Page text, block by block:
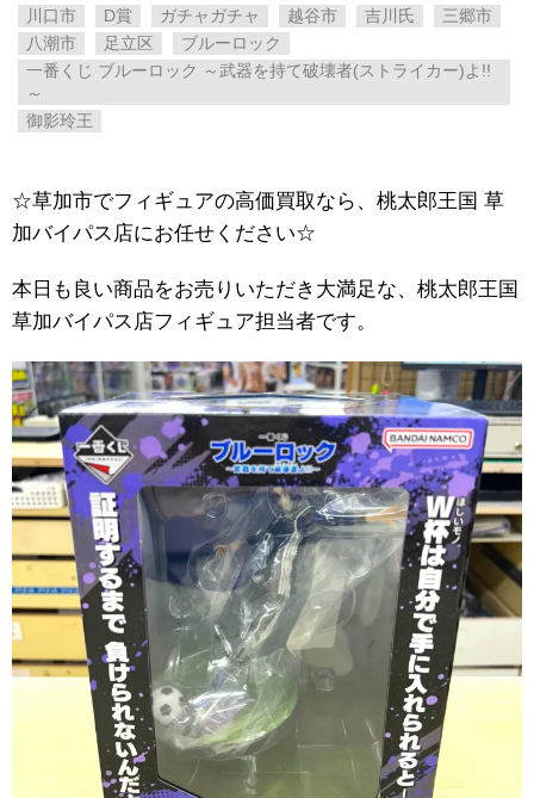
川口市
D賞 ガチャガチャ 越谷市 吉川氏
三郷市
八潮市
足立区
ブルーロック
一番くじ ブルーロック ～武器を持て破壊者(ストライカー)よ!!
～
御影玲王
☆草加市でフィギュアの高価買取なら、桃太郎王国 草
加バイパス店にお任せください☆
本日も良い商品をお売りいただき大満足な、桃太郎王国
草加バイパス店フィギュア担当者です。